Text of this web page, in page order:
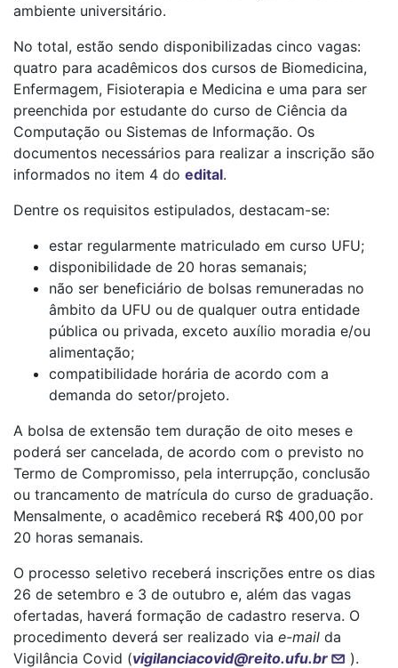
ambiente universitário.
No total, estão sendo disponibilizadas cinco vagas:
quatro para acadêmicos dos cursos de Biomedicina,
Enfermagem, Fisioterapia e Medicina e uma para ser
preenchida por estudante do curso de Ciência da
Computação ou Sistemas de Informação. Os
documentos necessários para realizar a inscrição são
informados no item 4 do edital.
Dentre os requisitos estipulados, destacam-se:
estar regularmente matriculado em curso UFU;
disponibilidade de 20 horas semanais;
não ser beneficiário de bolsas remuneradas no
âmbito da UFU ou de qualquer outra entidade
pública ou privada, exceto auxílio moradia e/ou
alimentação;
compatibilidade horária de acordo com a
demanda do setor/projeto.
A bolsa de extensão tem duração de oito meses e
poderá ser cancelada, de acordo com o previsto no
Termo de Compromisso, pela interrupção, conclusão
ou trancamento de matrícula do curso de graduação.
Mensalmente, o acadêmico receberá R$ 400,00 por
20 horas semanais.
O processo seletivo receberá inscrições entre os dias
26 de setembro e 3 de outubro e, além das vagas
ofertadas, haverá formação de cadastro reserva. O
procedimento deverá ser realizado via e-mail da
Vigilância Covid (vigilanciacovid@reito.ufu.br
).